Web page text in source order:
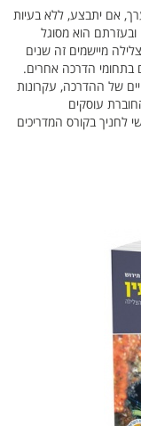
אם יתבצע, ללא בעיות
הוא מסוגל
מיישמים זה שנים
בתחומי הדרכה אחרים.
של ההדרכה, עקרונות
עוסקים
לחניך בקורס המדריכים